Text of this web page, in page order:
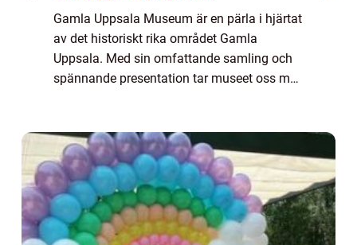
Gamla Uppsala Museum är en pärla i hjärtat
av det historiskt rika området Gamla
Uppsala. Med sin omfattande samling och
spännande presentation tar museet oss med
skatter ...